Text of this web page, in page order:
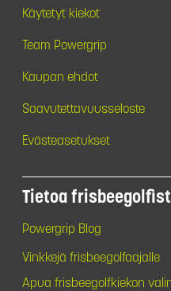
Käytetyt kiekot
Team Powergrip
Kaupan ehdot
Saavutettavuusseloste
Evästeasetukset
Tietoa
Powergrip Blog
Vinkkejä frisbeegolfaajalle
Apua frisbeegolfkiekon